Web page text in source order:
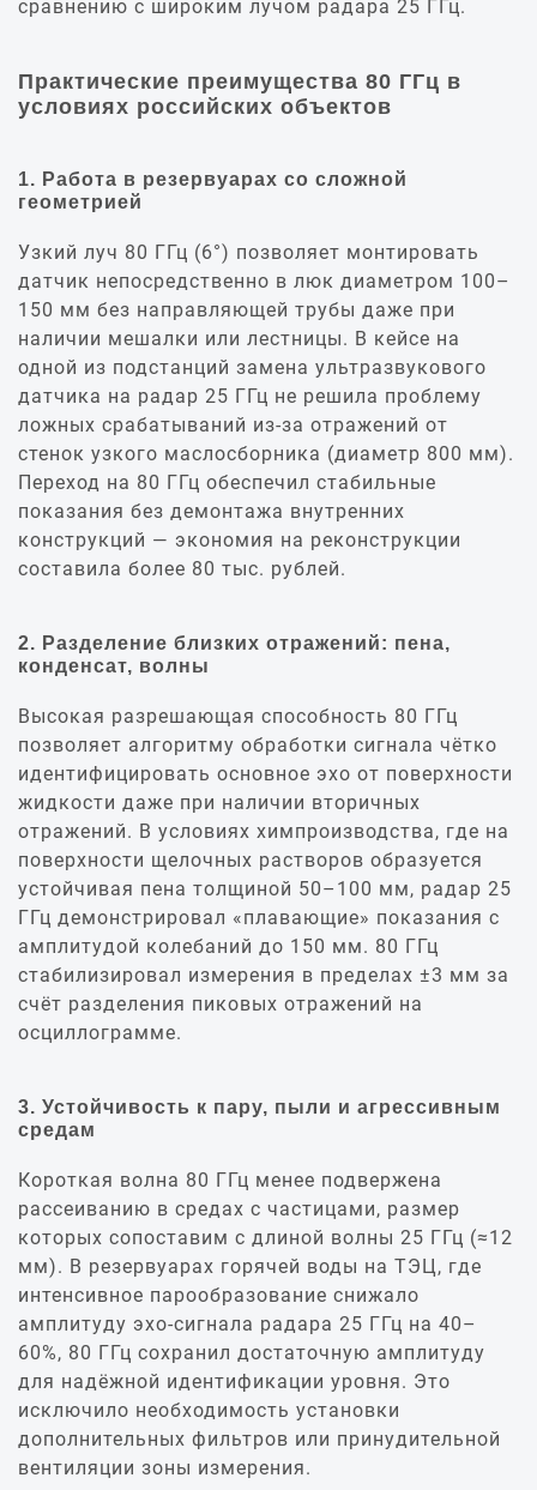
сравнению с широким лучом радара 25 ГГц.
Практические преимущества 80 ГГц в
условиях российских объектов
1. Работа в резервуарах со сложной
геометрией
Узкий луч 80 ГГц (6°) позволяет монтировать
датчик непосредственно в люк диаметром 100–
150 мм без направляющей трубы даже при
наличии мешалки или лестницы. В кейсе на
одной из подстанций замена ультразвукового
датчика на радар 25 ГГц не решила проблему
ложных срабатываний из‑за отражений от
стенок узкого маслосборника (диаметр 800 мм).
Переход на 80 ГГц обеспечил стабильные
показания без демонтажа внутренних
конструкций — экономия на реконструкции
составила более 80 тыс. рублей.
2. Разделение близких отражений: пена,
конденсат, волны
Высокая разрешающая способность 80 ГГц
позволяет алгоритму обработки сигнала чётко
идентифицировать основное эхо от поверхности
жидкости даже при наличии вторичных
отражений. В условиях химпроизводства, где на
поверхности щелочных растворов образуется
устойчивая пена толщиной 50–100 мм, радар 25
ГГц демонстрировал «плавающие» показания с
амплитудой колебаний до 150 мм. 80 ГГц
стабилизировал измерения в пределах ±3 мм за
счёт разделения пиковых отражений на
осциллограмме.
3. Устойчивость к пару, пыли и агрессивным
средам
Короткая волна 80 ГГц менее подвержена
рассеиванию в средах с частицами, размер
которых сопоставим с длиной волны 25 ГГц (≈12
мм). В резервуарах горячей воды на ТЭЦ, где
интенсивное парообразование снижало
амплитуду эхо‑сигнала радара 25 ГГц на 40–
60%, 80 ГГц сохранил достаточную амплитуду
для надёжной идентификации уровня. Это
исключило необходимость установки
дополнительных фильтров или принудительной
вентиляции зоны измерения.